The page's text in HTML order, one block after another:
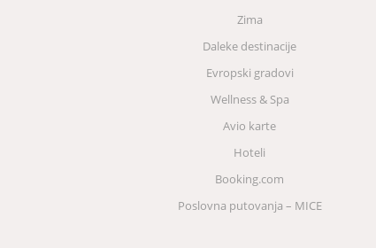
Zima
Daleke destinacije
Evropski gradovi
Wellness & Spa
Avio karte
Hoteli
Booking.com
Poslovna putovanja – MICE